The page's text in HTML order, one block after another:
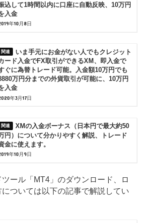
込して1時間以内に口座に自動反映、10万円
入金
年10月8日
いま手元にお金がない人でもクレジット
ード入金でFX取引ができるXM、即入金で
ぐに為替トレード可能。入金額10万円でも
万円分までの外貨取引が可能に、10万円
入金
年3月17日
XMの入金ボーナス（日本円で最大約50
円）について分かりやすく解説、トレード
金に使えます。
年10月9日
ール「MT4」のダウンロード、ロ
ついては以下の記事で解説してい